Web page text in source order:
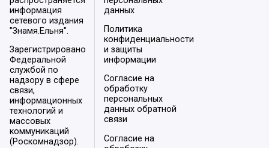
информация
сетевого издания
"Знамя.Ельня".
Зарегистрировано
Федеральной
службой по
надзору в сфере
связи,
информационных
технологий и
массовых
коммуникаций
(Роскомнадзор).
данных
Политика
конфиденциальности
и защиты
информации
Согласие на
обработку
персональных
данных обратной
связи
Согласие на